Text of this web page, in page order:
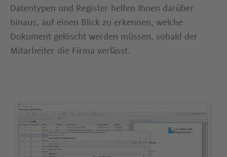
Datentypen und Register helfen Ihnen darüber
hinaus, auf einen Blick zu erkennen, welche
Dokument gelöscht werden müssen, sobald der
Mitarbeiter die Firma verlässt.